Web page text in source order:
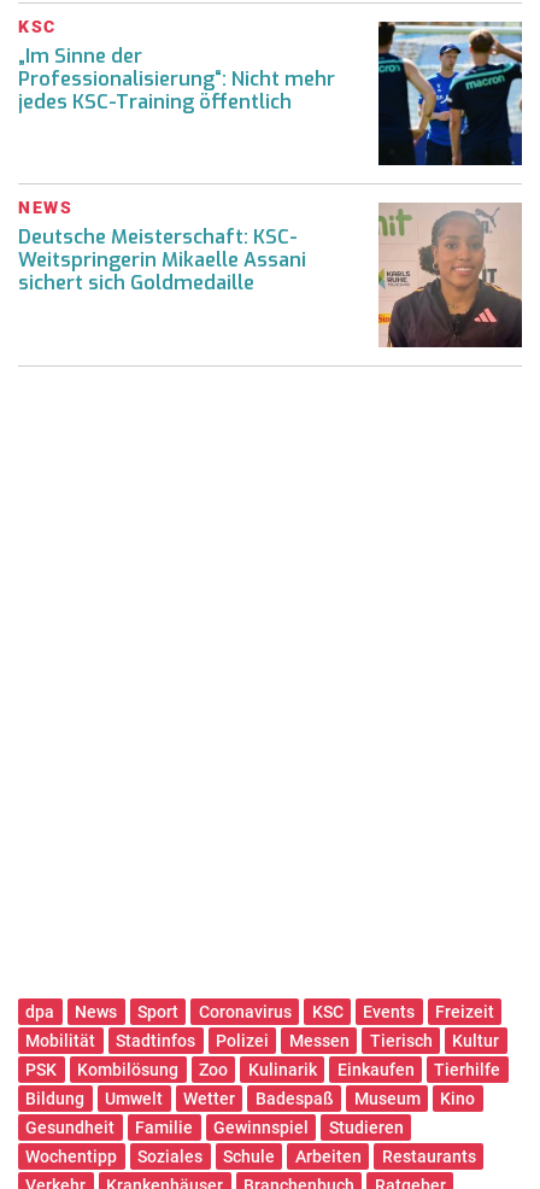
KSC
„Im Sinne der
Professionalisierung“: Nicht mehr
jedes KSC-Training öffentlich
NEWS
Deutsche Meisterschaft: KSC-
Weitspringerin Mikaelle Assani
sichert sich Goldmedaille
dpa News Sport Coronavirus KSC Events
Freizeit
Mobilität
Stadtinfos Polizei Messen Tierisch
Kultur
PSK
Kombilösung Zoo Kulinarik Einkaufen
Tierhilfe
Bildung
Umwelt Wetter Badespaß Museum
Kino
Gesundheit
Familie Gewinnspiel
Studieren
Wochentipp
Soziales Schule Arbeiten
Restaurants
Verkehr
Krankenhäuser Branchenbuch
Ratgeber